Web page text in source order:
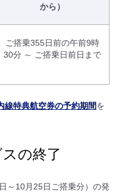
から）
ご搭乗355日前の午前9時
30分 ～ ご搭乗日前日まで
線特典航空券の予約期間を
の終了
～10月25日ご搭乗分）の発